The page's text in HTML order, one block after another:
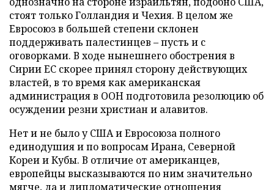
стоят только Голландия и Чехия. В целом же
Евросоюз в большей степени склонен
поддерживать палестинцев – пусть и с
оговорками. В ходе нынешнего обострения в
Сирии ЕС скорее принял сторону действующих
властей, в то время как американская
администрация в ООН подготовила резолюцию об
осуждении резни христиан и алавитов.
Нет и не было у США и Евросоюза полного
единодушия и по вопросам Ирана, Северной
Кореи и Кубы. В отличие от американцев,
европейцы высказываются по ним значительно
мягче, да и дипломатические отношения